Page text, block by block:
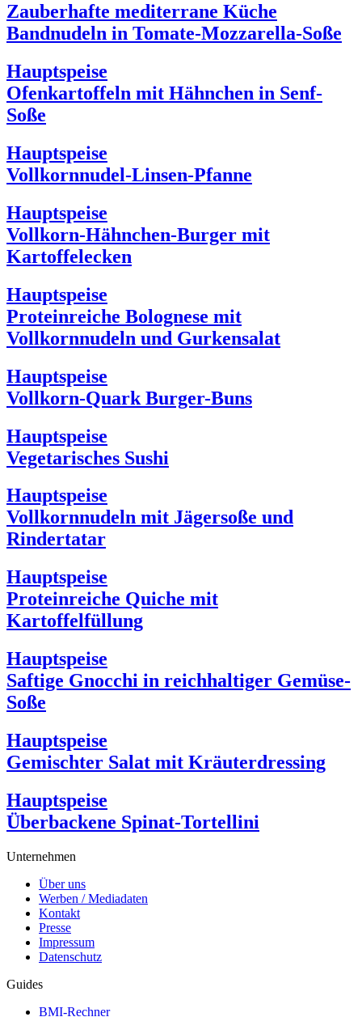
Zauberhafte mediterrane Küche
Bandnudeln in Tomate-Mozzarella-Soße
Hauptspeise
Ofenkartoffeln mit Hähnchen in Senf-
Soße
Hauptspeise
Vollkornnudel-Linsen-Pfanne
Hauptspeise
Vollkorn-Hähnchen-Burger mit
Kartoffelecken
Hauptspeise
Proteinreiche Bolognese mit
Vollkornnudeln und Gurkensalat
Hauptspeise
Vollkorn-Quark Burger-Buns
Hauptspeise
Vegetarisches Sushi
Hauptspeise
Vollkornnudeln mit Jägersoße und
Rindertatar
Hauptspeise
Proteinreiche Quiche mit
Kartoffelfüllung
Hauptspeise
Saftige Gnocchi in reichhaltiger Gemüse-
Soße
Hauptspeise
Gemischter Salat mit Kräuterdressing
Hauptspeise
Überbackene Spinat-Tortellini
Unternehmen
Über uns
Werben / Mediadaten
Kontakt
Presse
Impressum
Datenschutz
Guides
BMI-Rechner